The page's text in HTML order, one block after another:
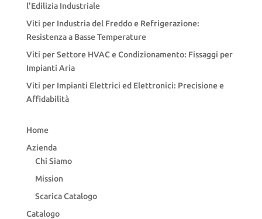
l’Edilizia Industriale
Viti per Industria del Freddo e Refrigerazione:
Resistenza a Basse Temperature
Viti per Settore HVAC e Condizionamento: Fissaggi per
Impianti Aria
Viti per Impianti Elettrici ed Elettronici: Precisione e
Affidabilità
Home
Azienda
Chi Siamo
Mission
Scarica Catalogo
Catalogo